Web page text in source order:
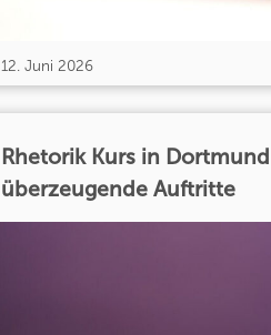
12. Juni 2026
Rhetorik Kurs in
überzeugende Auftritte